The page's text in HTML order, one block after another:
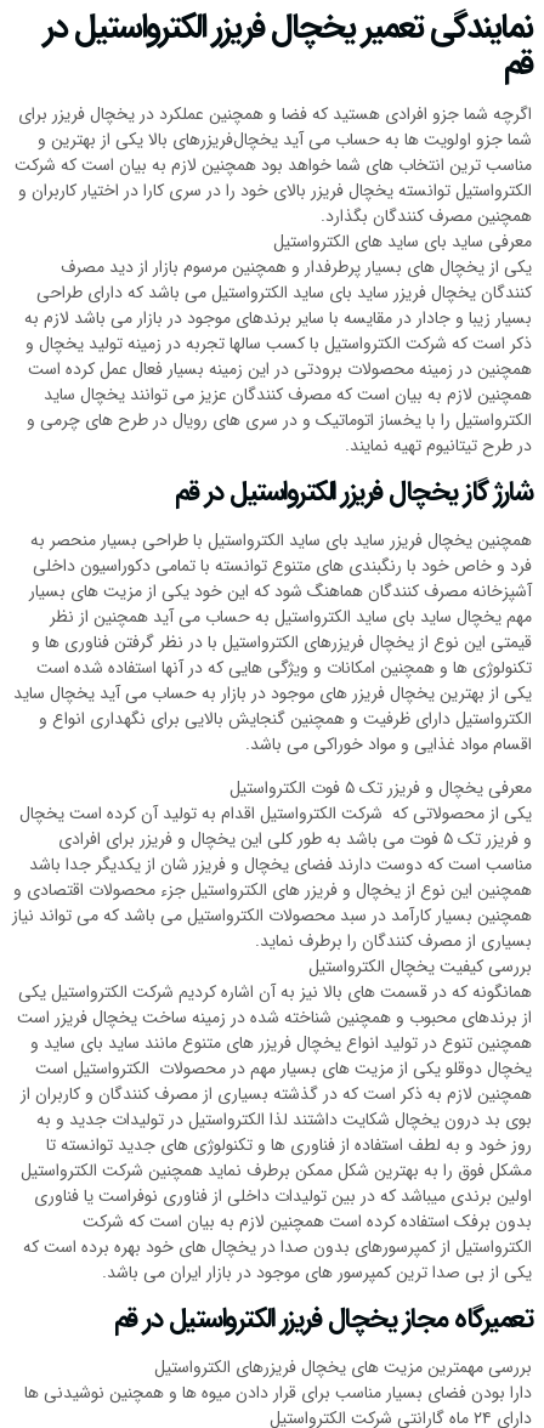
نمایندگی تعمیر یخچال فریزر الکترواستیل در
قم
اگرچه شما جزو افرادی هستید که فضا و همچنین عملکرد در یخچال فریزر برای
شما جزو اولویت ها به حساب می آید یخچال‌فریزرهای بالا یکی از بهترین و
مناسب ترین انتخاب های شما خواهد بود همچنین لازم به بیان است که شرکت
الکترواستیل توانسته یخچال فریزر بالای خود را در سری کارا در اختیار کاربران و
همچنین مصرف کنندگان بگذارد.
معرفی ساید بای ساید های الکترواستیل
یکی از یخچال های بسیار پرطرفدار و همچنین مرسوم بازار از دید مصرف
کنندگان یخچال فریزر ساید بای ساید الکترواستیل می باشد که دارای طراحی
بسیار زیبا و جادار در مقایسه با سایر برندهای موجود در بازار می باشد لازم به
ذکر است که شرکت الکترواستیل با کسب سالها تجربه در زمینه تولید یخچال و
همچنین در زمینه محصولات برودتی در این زمینه بسیار فعال عمل کرده است
همچنین لازم به بیان است که مصرف کنندگان عزیز می توانند یخچال ساید
الکترواستیل را با یخساز اتوماتیک و در سری های رویال در طرح های چرمی و
در طرح تیتانیوم تهیه نمایند.
شارژ گاز یخچال فریزر الکترواستیل در قم
همچنین یخچال فریزر ساید بای ساید الکترواستیل با طراحی بسیار منحصر به
فرد و خاص خود با رنگبندی های متنوع توانسته با تمامی دکوراسیون داخلی
آشپزخانه مصرف کنندگان هماهنگ شود که این خود یکی از مزیت های بسیار
مهم یخچال ساید بای ساید الکترواستیل به حساب می آید همچنین از نظر
قیمتی این نوع از یخچال فریزرهای الکترواستیل با در نظر گرفتن فناوری ها و
تکنولوژی ها و همچنین امکانات و ویژگی هایی که در آنها استفاده شده است
یکی از بهترین یخچال فریزر های موجود در بازار به حساب می آید یخچال ساید
الکترواستیل دارای ظرفیت و همچنین گنجایش بالایی برای نگهداری انواع و
اقسام مواد غذایی و مواد خوراکی می باشد.
معرفی یخچال و فریزر تک ۵ فوت الکترواستیل
یکی از محصولاتی که شرکت الکترواستیل اقدام به تولید آن کرده است یخچال
و فریزر تک ۵ فوت می باشد به طور کلی این یخچال و فریزر برای افرادی
مناسب است که دوست دارند فضای یخچال و فریزر شان از یکدیگر جدا باشد
همچنین این نوع از یخچال و فریزر های الکترواستیل جزء محصولات اقتصادی و
همچنین بسیار کارآمد در سبد محصولات الکترواستیل می باشد که می تواند نیاز
بسیاری از مصرف کنندگان را برطرف نماید.
بررسی کیفیت یخچال الکترواستیل
همانگونه که در قسمت های بالا نیز به آن اشاره کردیم شرکت الکترواستیل یکی
از برندهای محبوب و همچنین شناخته شده در زمینه ساخت یخچال فریزر است
همچنین تنوع در تولید انواع یخچال فریزر های متنوع مانند ساید بای ساید و
یخچال دوقلو یکی از مزیت های بسیار مهم در محصولات الکترواستیل است
همچنین لازم به ذکر است که در گذشته بسیاری از مصرف کنندگان و کاربران از
بوی بد درون یخچال شکایت داشتند لذا الکترواستیل در تولیدات جدید و به
روز خود و به لطف استفاده از فناوری ها و تکنولوژی های جدید توانسته تا
مشکل فوق را به بهترین شکل ممکن برطرف نماید همچنین شرکت الکترواستیل
اولین برندی میباشد که در بین تولیدات داخلی از فناوری نوفراست یا فناوری
بدون برفک استفاده کرده است همچنین لازم به بیان است که شرکت
الکترواستیل از کمپرسورهای بدون صدا در یخچال های خود بهره برده است که
یکی از بی صدا ترین کمپرسور های موجود در بازار ایران می باشد.
تعمیرگاه مجاز یخچال فریزر الکترواستیل در قم
بررسی مهمترین مزیت های یخچال فریزرهای الکترواستیل
دارا بودن فضای بسیار مناسب برای قرار دادن میوه ها و همچنین نوشیدنی ها
دارای ۲۴ ماه گارانتی شرکت الکترواستیل